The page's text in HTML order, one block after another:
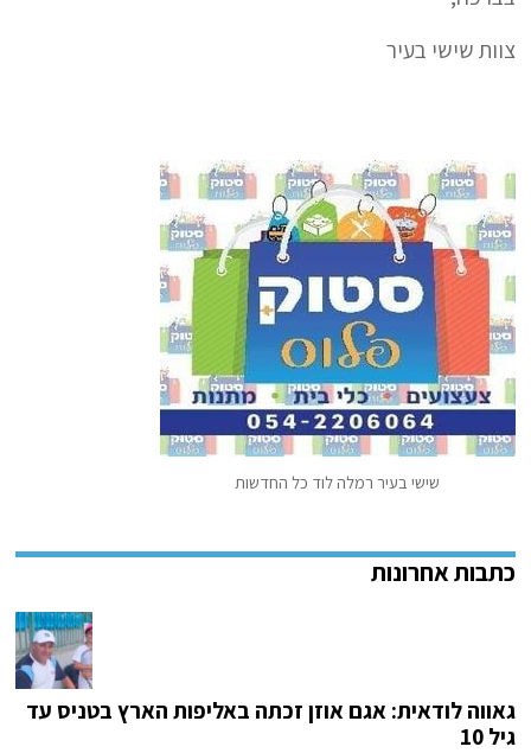
צוות שישי בעיר
שישי בעיר רמלה לוד כל החדשות
גאווה לודאית: אגם אוזן זכתה באליפות הארץ בטניס עד
גיל 10